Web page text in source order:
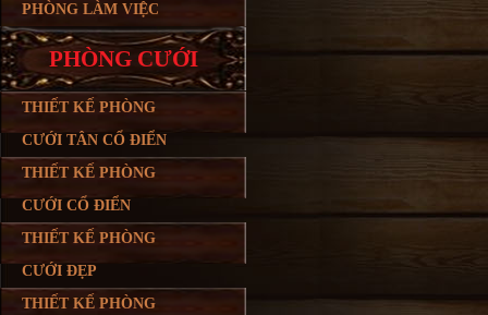
PHÒNG LÀM VIỆC
PHÒNG CƯỚI
THIẾT KẾ PHÒNG
CƯỚI TÂN CỔ ĐIỂN
THIẾT KẾ PHÒNG
CƯỚI CỔ ĐIỂN
THIẾT KẾ PHÒNG
CƯỚI ĐẸP
THIẾT KẾ PHÒNG